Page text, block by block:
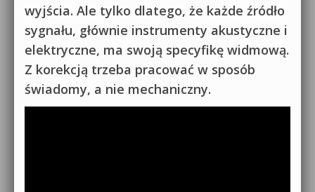
wyjścia. Ale tylko dlatego, że każde źródło
sygnału, głównie instrumenty akustyczne i
elektryczne, ma swoją specyfikę widmową.
Z korekcją trzeba pracować w sposób
świadomy, a nie mechaniczny.